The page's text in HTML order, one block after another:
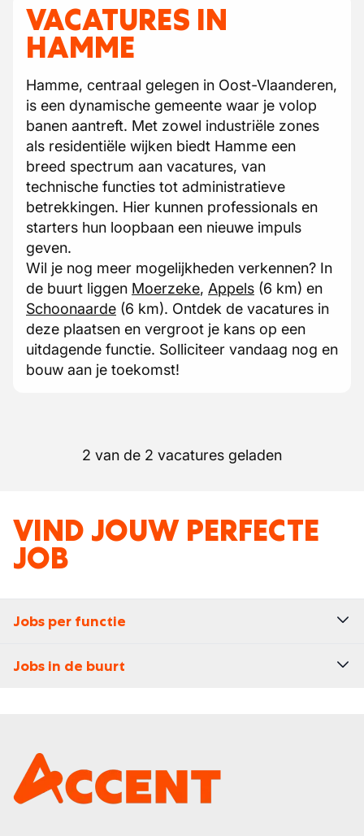
VACATURES IN
HAMME
Hamme, centraal gelegen in Oost-Vlaanderen,
is een dynamische gemeente waar je volop
banen aantreft. Met zowel industriële zones
als residentiële wijken biedt Hamme een
breed spectrum aan vacatures, van
technische functies tot administratieve
betrekkingen. Hier kunnen professionals en
starters hun loopbaan een nieuwe impuls
geven.
Wil je nog meer mogelijkheden verkennen? In
de buurt liggen Moerzeke, Appels (6 km) en
Schoonaarde (6 km). Ontdek de vacatures in
deze plaatsen en vergroot je kans op een
uitdagende functie. Solliciteer vandaag nog en
bouw aan je toekomst!
2 van de 2 vacatures geladen
VIND JOUW PERFECTE
JOB
Jobs per functie
Jobs in de buurt